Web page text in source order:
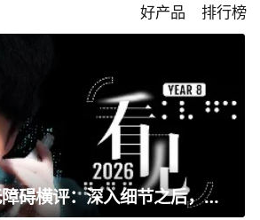
好产品 排行榜
6大品牌手机无障碍横评：深入细节之后，似乎只有苹果能挺住？｜ 看见2026